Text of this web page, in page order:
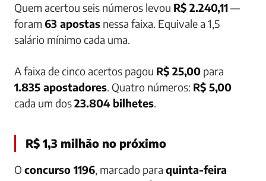
Quem acertou seis números levou R$ 2.240,11—
foram 63 apostas nessa faixa. Equivale a 1,5
salário mínimo cada uma.
A faixa de cinco acertos pagou R$ 25,00 para
1.835 apostadores. Quatro números: R$ 5,00
cada um dos23.804 bilhetes.
R$ 1,3 milhão no próximo
O concurso 1196, marcado para quinta-feira